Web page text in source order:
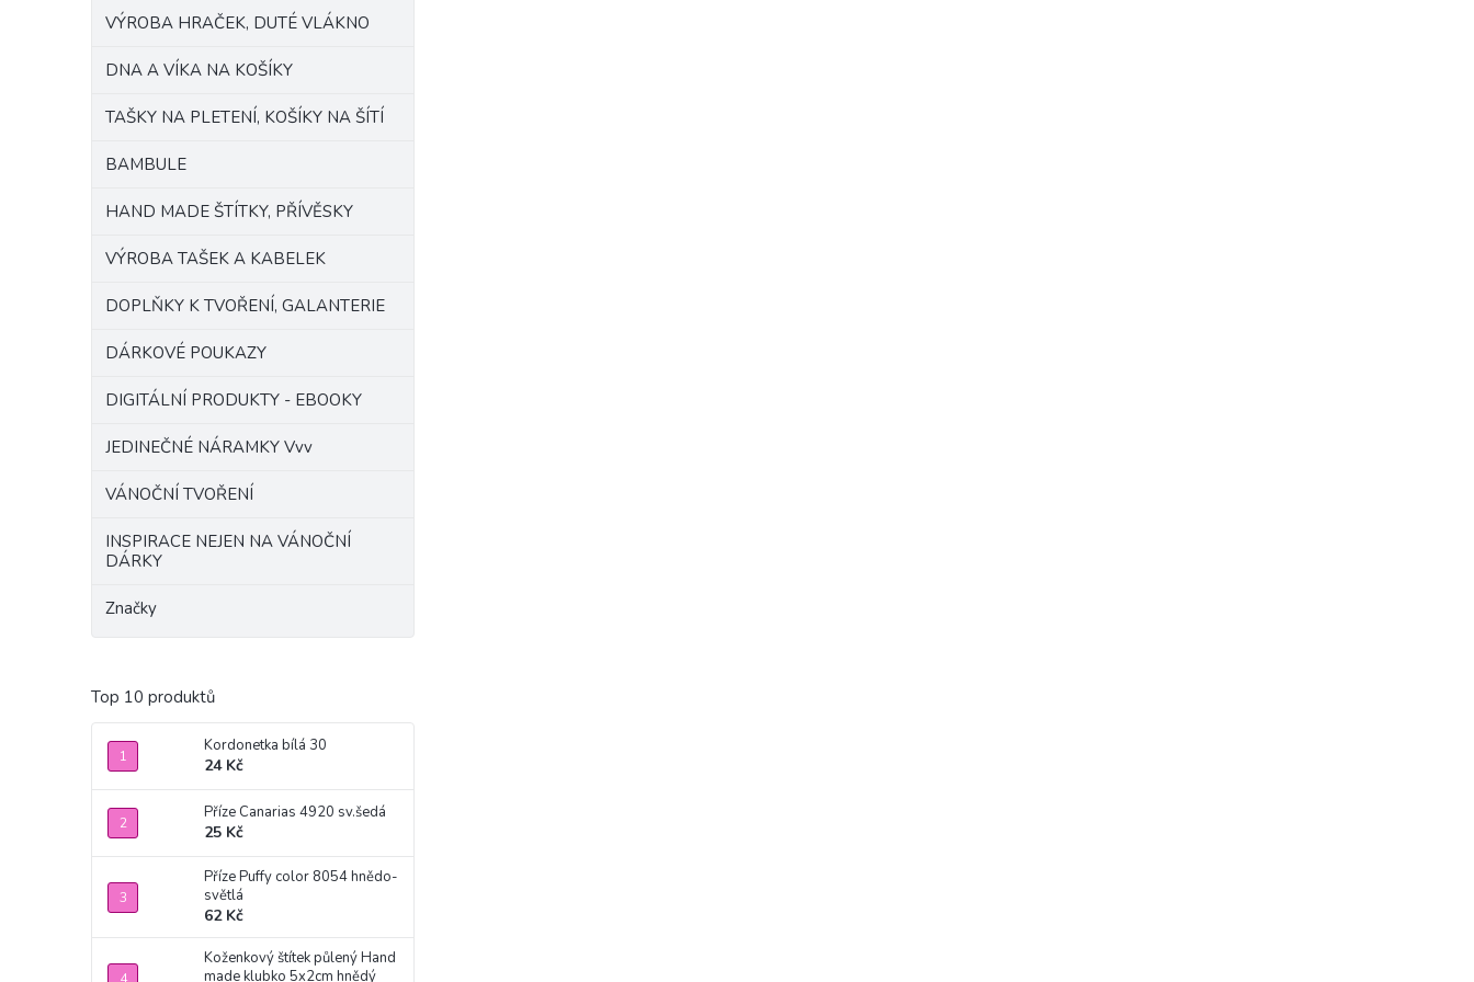
VÝROBA HRAČEK, DUTÉ VLÁKNO
DNA A VÍKA NA KOŠÍKY
TAŠKY NA PLETENÍ, KOŠÍKY NA ŠÍTÍ
BAMBULE
HAND MADE ŠTÍTKY, PŘÍVĚSKY
VÝROBA TAŠEK A KABELEK
DOPLŇKY K TVOŘENÍ, GALANTERIE
DÁRKOVÉ POUKAZY
DIGITÁLNÍ PRODUKTY - EBOOKY
JEDINEČNÉ NÁRAMKY Vvv
VÁNOČNÍ TVOŘENÍ
INSPIRACE NEJEN NA VÁNOČNÍ
DÁRKY
Značky
Top 10 produktů
Kordonetka bílá 30
24 Kč
Příze Canarias 4920 sv.šedá
25 Kč
Příze Puffy color 8054 hnědo-
světlá
62 Kč
Koženkový štítek půlený Hand
made klubko 5x2cm hnědý